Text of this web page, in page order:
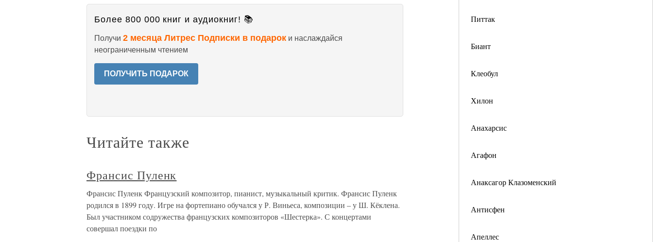
Питтак
Биант
Клеобул
Хилон
Анахарсис
Агафон
Анаксагор Клазоменский
Антисфен
Апеллес
Более 800 000 книг и аудиокниг! 📚
Получи 2 месяца Литрес Подписки в подарок и наслаждайся
неограниченным чтением
ПОЛУЧИТЬ ПОДАРОК
Читайте также
Франсис Пуленк
Франсис Пуленк Французский композитор, пианист, музыкальный критик. Франсис Пуленк
родился в 1899 году. Игре на фортепиано обучался у Р. Виньеса, композиции – у Ш. Кёклена.
Был участником содружества французских композиторов «Шестерка». С концертами
совершал поездки по